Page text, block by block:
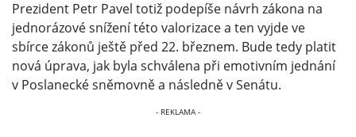
Prezident Petr Pavel totiž podepíše návrh zákona na
jednorázové snížení této valorizace a ten vyjde ve
sbírce zákonů ještě před 22. březnem. Bude tedy platit
nová úprava, jak byla schválena při emotivním jednání
v Poslanecké sněmovně a následně v Senátu.